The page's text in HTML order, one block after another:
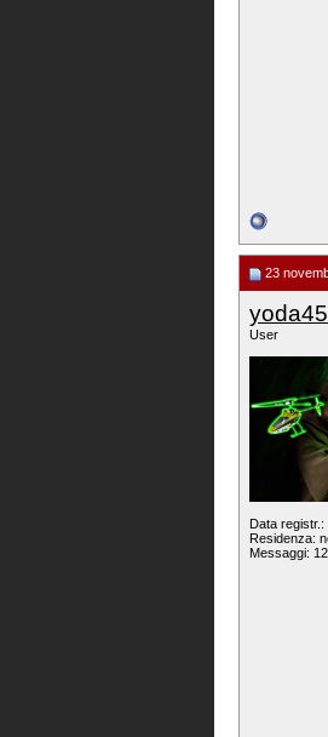
23
User
Data
Residenza:
Messaggi: